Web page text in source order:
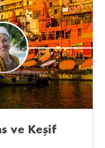
ve Keşif